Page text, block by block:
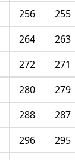
255
256
263
264
271
272
279
280
287
288
295
296